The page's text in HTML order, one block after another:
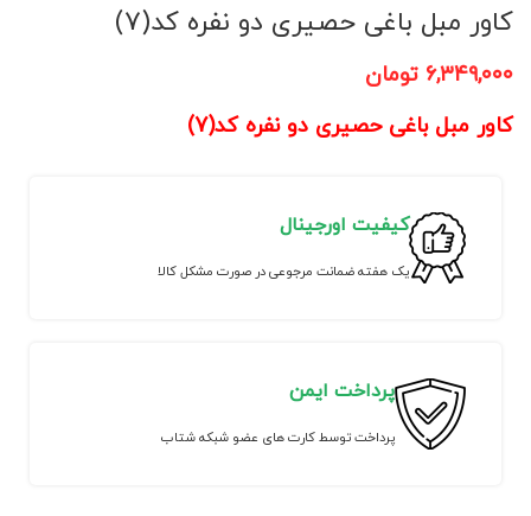
کاور مبل باغی حصیری دو نفره کد(7)
۶,۳۴۹,۰۰۰ تومان
کاور مبل باغی حصیری دو نفره کد(7)
کیفیت اورجینال
یک هفته ضمانت مرجوعی در صورت مشکل کالا
پرداخت ایمن
پرداخت توسط کارت های عضو شبکه شتاب